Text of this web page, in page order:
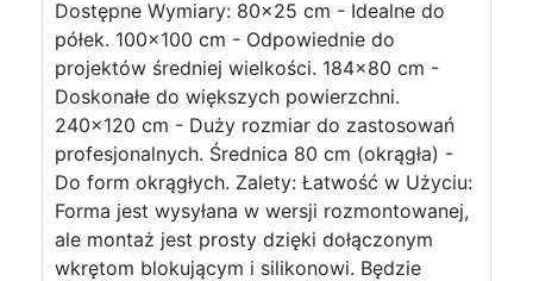
Dostępne Wymiary: 80x25 cm - Idealne do
półek. 100x100 cm - Odpowiednie do
projektów średniej wielkości. 184x80 cm -
Doskonałe do większych powierzchni.
240x120 cm - Duży rozmiar do zastosowań
profesjonalnych. Średnica 80 cm (okrągła) -
Do form okrągłych. Zalety: Łatwość w Użyciu:
Forma jest wysyłana w wersji rozmontowanej,
ale montaż jest prosty dzięki dołączonym
wkrętom blokującym i silikonowi. Będzie